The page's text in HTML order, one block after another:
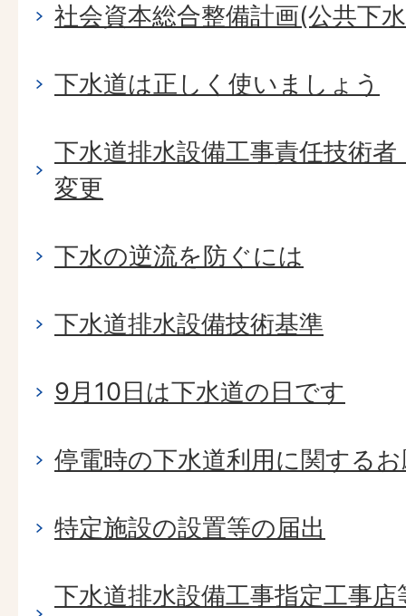
社会資本総合整備計画(公共下
下水道は正しく使いましょう
下水道排水設備工事責任技術
変更
下水の逆流を防ぐには
下水道排水設備技術基準
9月10日は下水道の日です
停電時の下水道利用に関する
特定施設の設置等の届出
下水道排水設備工事指定工事